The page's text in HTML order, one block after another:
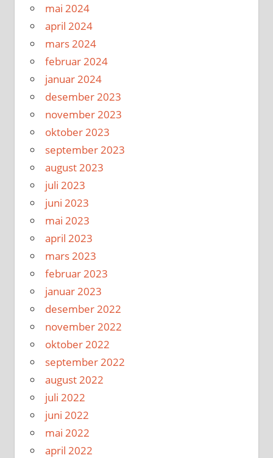
mai 2024
april 2024
mars 2024
februar 2024
januar 2024
desember 2023
november 2023
oktober 2023
september 2023
august 2023
juli 2023
juni 2023
mai 2023
april 2023
mars 2023
februar 2023
januar 2023
desember 2022
november 2022
oktober 2022
september 2022
august 2022
juli 2022
juni 2022
mai 2022
april 2022